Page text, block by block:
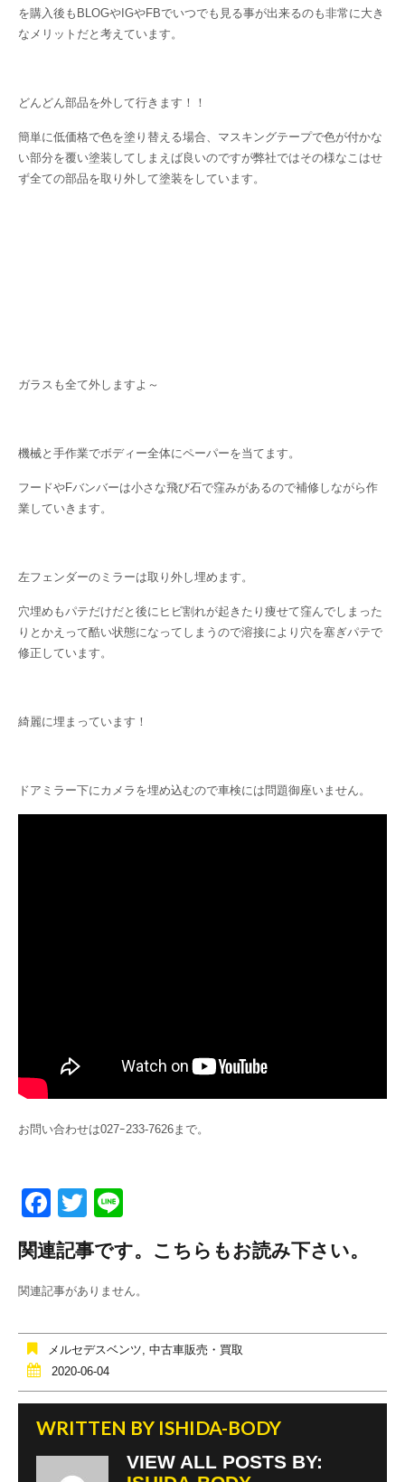
を購入後もBLOGやIGやFBでいつでも見る事が出来るのも非常に大き
なメリットだと考えています。
どんどん部品を外して行きます！！
簡単に低価格で色を塗り替える場合、マスキングテープで色が付かな
い部分を覆い塗装してしまえば良いのですが弊社ではその様なこはせ
ず全ての部品を取り外して塗装をしています。
ガラスも全て外しますよ～
機械と手作業でボディー全体にペーパーを当てます。
フードやFバンバーは小さな飛び石で窪みがあるので補修しながら作
業していきます。
左フェンダーのミラーは取り外し埋めます。
穴埋めもパテだけだと後にヒビ割れが起きたり痩せて窪んでしまった
りとかえって酷い状態になってしまうので溶接により穴を塞ぎパテで
修正しています。
綺麗に埋まっています！
ドアミラー下にカメラを埋め込むので車検には問題御座いません。
お問い合わせは027ｰ233-7626まで。
F
a
c
e
o
o
k
T
tt
er
e
関連記事です。こちらもお読み下さい。
関連記事がありません。
メルセデスベンツ, 中古車販売・買取
2020-06-04
WRITTEN BY ISHIDA-BODY
VIEW ALL POSTS BY: